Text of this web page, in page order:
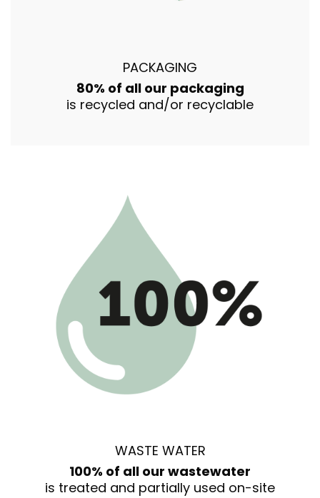
PACKAGING
80% of all our packaging
is recycled and/or recyclable
WASTE WATER
100% of all our wastewater
is treated and partially used on-site